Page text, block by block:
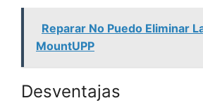
Reparar No Puedo Eliminar
MountUPP
Desventajas